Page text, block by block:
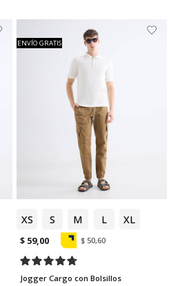
XS S M L XL
ENVÍO GRATIS
$ 59,00 $ 50,60
Jogger Cargo con Bolsillos